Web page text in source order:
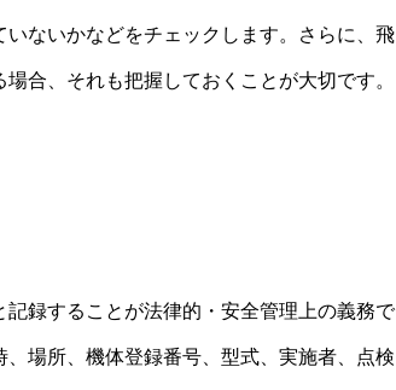
ないかなどをチェックします。さらに、飛
合、それも把握しておくことが大切です。
録することが法律的・安全管理上の義務で
場所、機体登録番号、型式、実施者、点検